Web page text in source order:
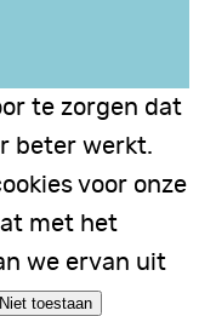
te zorgen dat
beter werkt.
voor onze
met het
we ervan uit
Niet toestaan